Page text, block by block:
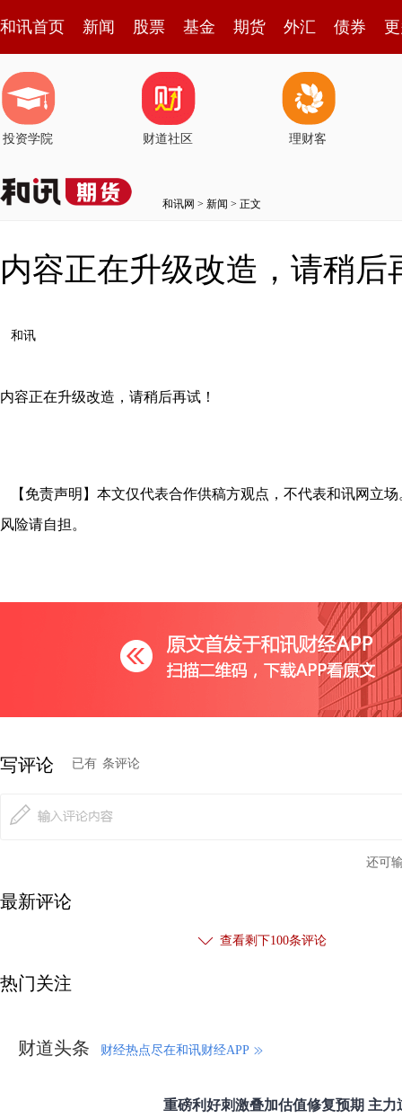
和讯首页 新闻 股票 基金 期货 外汇 债券
投资学院 财道社区 理财客
和讯网 > 新闻 > 正文
内容正在升级改造，请稍后
和讯
内容正在升级改造，请稍后再试！
【免责声明】本文仅代表合作供稿方观点，不代表和讯网立
风险请自担。
写评论 已有 条评论
还可
最新评论
查看剩下100条评论
热门关注
财道头条 财经热点尽在和讯财经APP